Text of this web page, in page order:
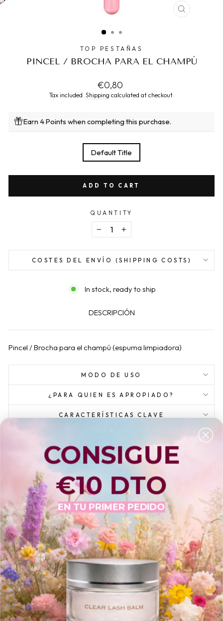
CLOSE
TOP PESTAÑAS
PINCEL / BROCHA PARA EL CHAMPÚ
Regular
price
€0,80
Tax included. Shipping calculated at checkout.
Earn 4 Points when completing this purchase.
Default Title
ADD TO CART
QUANTITY
+
COSTES DEL ENVÍO (SHIPPING COSTS)
In stock, ready to ship
DESCRIPCIÓN
Pincel / Brocha para el champú (espuma limpiadora)
MODO DE USO
¿PARA QUIEN ES APROPIADO?
CARACTERÍSTICAS CLAVE
HACER UNA PREGUNTA
Haz tu pedido hasta h.17:00 para que salga hoy
mismo! Quedan 13h 57m 34s
📦 Con la tarifa Estándar recíbelos entre 07/08 y
11/08.
📦⚡ Lo necesitas antes?
Elige la tarifa Urgente14. Si lo pides en este momento,
llegará 07/08 , hasta las h.14:00
Realiza tu pedido
hasta 17:00h
06/08
Lo preparamos
06/08
Te llegará con
Tarifa Estándar
07/08 - 11/08
CONSIGUE
€10 DTO
EN TU PRIMER PEDIDO